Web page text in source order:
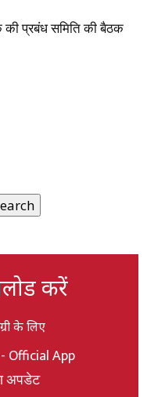
की प्रबंध समिति की बैठक
करें
के लिए
Official App
अपडेट